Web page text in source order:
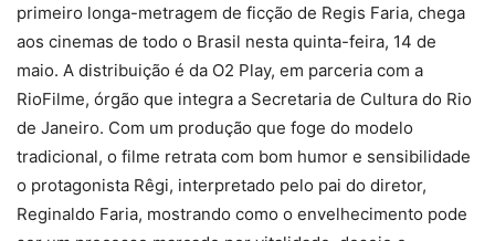
primeiro longa-metragem de ficção de Regis Faria, chega
aos cinemas de todo o Brasil nesta quinta-feira, 14 de
maio. A distribuição é da O2 Play, em parceria com a
RioFilme, órgão que integra a Secretaria de Cultura do Rio
de Janeiro. Com um produção que foge do modelo
tradicional, o filme retrata com bom humor e sensibilidade
o protagonista Rêgi, interpretado pelo pai do diretor,
Reginaldo Faria, mostrando como o envelhecimento pode